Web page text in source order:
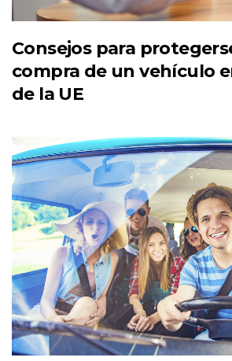
Consejos para
compra de un vehículo
de la UE